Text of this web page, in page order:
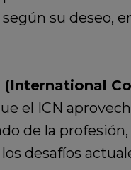
su deseo,
el ICN
de la
desafíos